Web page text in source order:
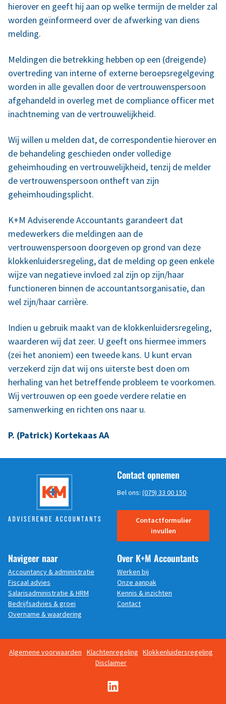
hierover en geeft hij aan op welke termijn de melder zal
worden geïnformeerd over de afwerking van diens
melding.
Meldingen die betrekking hebben op een (dreigende)
overtreding van interne of externe beroepsregelgeving
worden in alle gevallen door de vertrouwenspersoon
afgehandeld in overleg met de compliance officer met
inachtneming van de vertrouwelijkheid.
Wij willen u melden dat, de correspondentie hierover en
de behandeling geschieden onder volledige
geheimhouding en vertrouwelijkheid, tenzij de melder
de vertrouwenspersoon ontheft van zijn
geheimhoudingsplicht.
K+M Adviserende Accountants garandeert dat
medewerkers die meldingen aan de
vertrouwenspersoon doorgeven op grond van deze
klokkenluidersregeling, dat de melding op geen enkele
wijze van negatieve invloed zal zijn op zijn/haar
functioneren binnen de accountantsorganisatie, dan
wel zijn/haar carrière.
Indien u gebruik maakt van de klokkenluidersregeling,
waarderen wij dat zeer. U geeft ons hiermee immers
(zei het anoniem) een tweede kans. U kunt ervan
verzekerd zijn dat wij ons uiterste best doen om
herhaling van het betreffende probleem te voorkomen.
Wij vertrouwen op een goede verdere relatie en
samenwerking en richten ons naar u.
P. (Patrick) Kortekaas AA
Contact opnemen
Bel ons: (079) 33 00 150
Contactformulier
invullen
Navigeer naar
Accountancy & administratie
Fiscaal advies
Salarisadministratie & HRM
Bedrijfsadvies & groei
Overname & waardering
Over K+M Accountants
Werken bij
Onze aanpak
Kennis & inzichten
Contact
Algemene voorwaarden Klachtenregeling Klokkenluidersregeling
Disclaimer